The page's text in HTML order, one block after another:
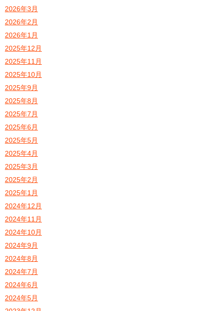
2026年3月
2026年2月
2026年1月
2025年12月
2025年11月
2025年10月
2025年9月
2025年8月
2025年7月
2025年6月
2025年5月
2025年4月
2025年3月
2025年2月
2025年1月
2024年12月
2024年11月
2024年10月
2024年9月
2024年8月
2024年7月
2024年6月
2024年5月